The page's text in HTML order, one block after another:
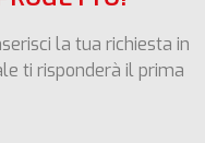
la tua richiesta in
ti risponderà il prima